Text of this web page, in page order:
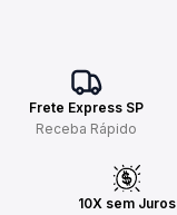
Frete Express SP
Receba Rápido
10X sem Juros